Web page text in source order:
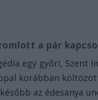
a pár
egy győri, Szent
korábban
az édesanya